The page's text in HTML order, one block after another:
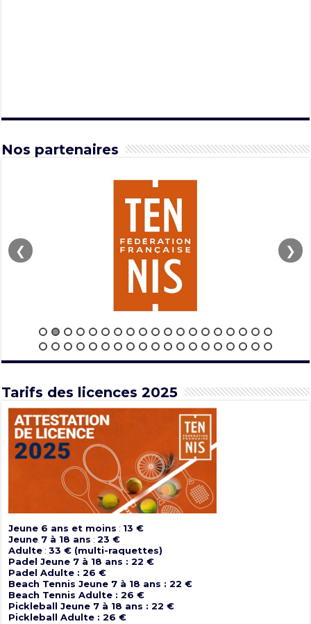
Nos partenaires
❮ ❯
Tarifs des licences 2025
Jeune 6 ans et moins : 13 €
Jeune 7 à 18 ans :23 €
Adulte :33 € (multi-raquettes)
Padel Jeune 7 à 18 ans : 22 €
Padel Adulte : 26 €
Beach Tennis Jeune 7 à 18 ans : 22 €
Beach Tennis Adulte : 26 €
Pickleball Jeune 7 à 18 ans : 22 €
Pickleball Adulte : 26 €